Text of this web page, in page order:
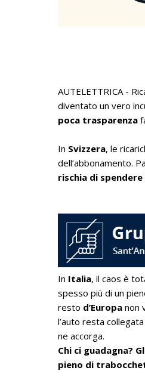
AUTELETTRICA -
diventato un vero
poca trasparenza
In Svizzera, le
dell’abbonamento.
rischia di
In Italia, il caos è
spesso più di un
resto d’Europa non
l’auto resta
ne accorga.
Chi ci guadagna?
pieno di